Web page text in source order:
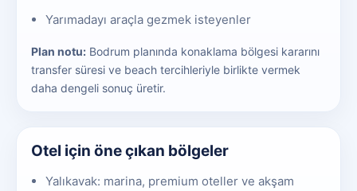
Yarımadayı araçla gezmek isteyenler
Plan notu: Bodrum planında konaklama bölgesi kararını
transfer süresi ve beach tercihleriyle birlikte vermek
daha dengeli sonuç üretir.
Otel için öne çıkan bölgeler
Yalıkavak: marina, premium oteller ve akşam